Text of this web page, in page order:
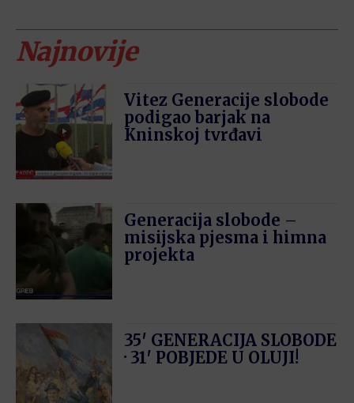
Najnovije
Vitez Generacije slobode
podigao barjak na
Kninskoj tvrđavi
Generacija slobode –
misijska pjesma i himna
projekta
35′ GENERACIJA SLOBODE
· 31′ POBJEDE U OLUJI!